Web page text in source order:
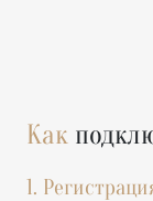
Как
1.